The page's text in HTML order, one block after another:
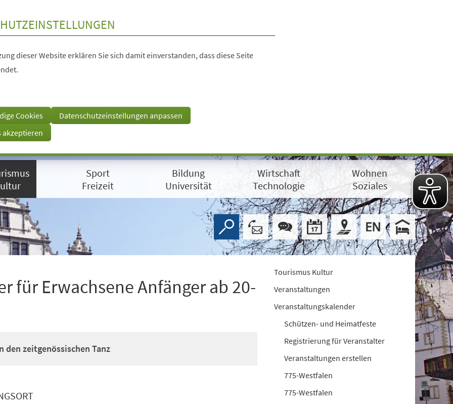
dieser Website erklären Sie sich damit einverstanden, dass diese Seite
Cookies
Datenschutzeinstellungen anpassen
akzeptieren
Sport
Freizeit
Bildung
Universität
Wirtschaft
Technologie
Wohnen
Soziales
für Erwachsene Anfänger ab 20-
den zeitgenössischen Tanz
Tourismus Kultur
Veranstaltungen
Veranstaltungskalender
Schützen- und Heimatfeste
Registrierung für Veranstalter
Veranstaltungen erstellen
775-Westfalen
775-Westfalen